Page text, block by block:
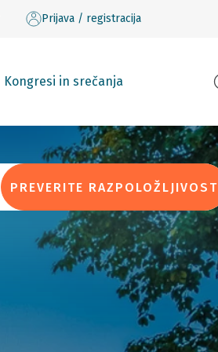
Prijava / registracija
Kongresi in srečanja
PREVERITE RAZPOLOŽLJIVOST